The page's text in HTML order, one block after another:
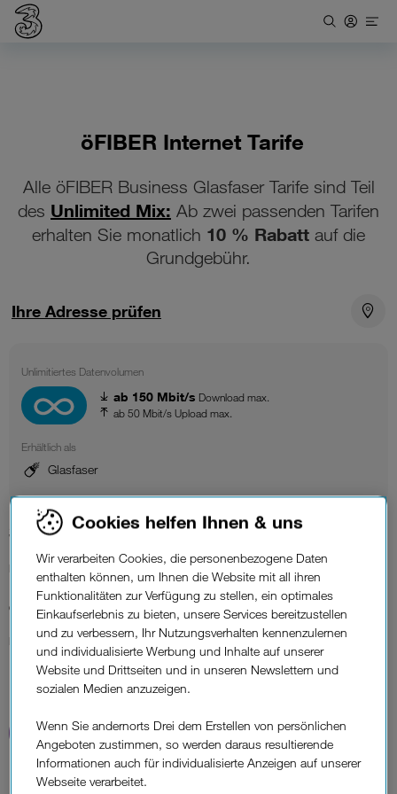
öFIBER Internet Tarife
Alle öFIBER Business Glasfaser Tarife sind Teil
des Unlimited Mix: Ab zwei passenden Tarifen
erhalten Sie monatlich 10 % Rabatt auf die
Grundgebühr.
Ihre Adresse prüfen
Unlimitiertes Datenvolumen
ab 150 Mbit/s Download max.
ab 50 Mbit/s Upload max.
Erhältlich als
Glasfaser
38,25 €*
82,50 €
Einmalig
Cookies helfen Ihnen & uns
Wir verarbeiten Cookies, die personenbezogene Daten
enthalten können, um Ihnen die Website mit all ihren
Funktionalitäten zur Verfügung zu stellen, ein optimales
Einkaufserlebnis zu bieten, unsere Services bereitzustellen
und zu verbessern, Ihr Nutzungsverhalten kennenzulernen
und individualisierte Werbung und Inhalte auf unserer
Website und Drittseiten und in unseren Newslettern und
sozialen Medien anzuzeigen.
Wenn Sie andernorts Drei dem Erstellen von persönlichen
Angeboten zustimmen, so werden daraus resultierende
Informationen auch für individualisierte Anzeigen auf unserer
Webseite verarbeitet.